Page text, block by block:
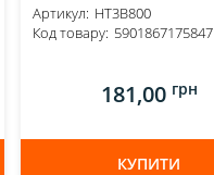
Артикул: HT3B800
Код товару: 5901867175847
181,00 грн
КУПИТИ